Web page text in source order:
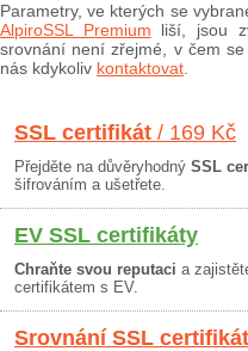
Parametry, ve kterých se
AlpiroSSL Premium liší, jsou
srovnání není zřejmé, v čem
nás kdykoliv kontaktovat
SSL certifikát / 169 Kč
Přejděte na důvěryhodný SSL
šifrováním a ušetřete.
EV SSL certifikáty
Chraňte svou reputaci a
certifikátem s EV.
Srovnání SSL